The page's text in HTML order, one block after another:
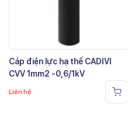
Cáp điện lực hạ thế CADIVI
CVV 1mm2 -0,6/1kV
Liên hệ